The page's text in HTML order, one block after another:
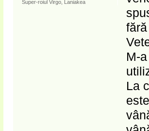
M-
La
Super-roiul Virgo, Laniakea